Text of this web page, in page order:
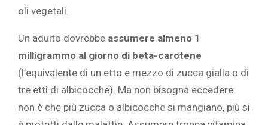
oli vegetali.
Un adulto dovrebbe assumere almeno 1
milligrammo al giorno di beta-carotene
(l’equivalente di un etto e mezzo di zucca gialla o di
tre etti di albicocche). Ma non bisogna eccedere:
non è che più zucca o albicocche si mangiano, più si